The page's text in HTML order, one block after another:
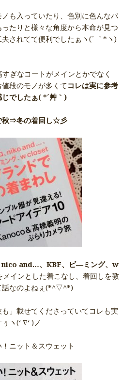
も入っていたり、色別に色んなパ
たりと様々な角度から本命が見つ
されてて便利でしたぁヽ(ﾟｰﾟ*ヽ)
ぎなコートがメインとかでなく
段のモノが多くて コレは実に参考
でしたぁ( *´艸｀)
秋⇒冬の着回し☆彡
and…、KBF、ビ―ミング、w
メインとした着こなし、着回しを教
話なのよねぇ(*^▽^*)
」載せてくださっていてコレも実
ヽ(‘ ∇‘ )ノ
ニット＆スウェット